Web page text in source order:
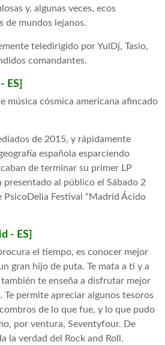
y, algunas veces, ecos
de mundos lejanos.
teledirigido por YulDj, Tasio,
comandantes.
ES]
música cósmica americana afincado
de 2015, y rápidamente
española esparciendo
de terminar su primer LP
presentado al público el Sábado 2
Festival “Madrid Ácido
- ES]
el tiempo, es conocer mejor
gran hijo de puta. Te mata a ti y a
te enseña a disfrutar mejor
Te permite apreciar algunos tesoros
de lo que fue, y lo que pudo
por ventura, Seventyfour. De
la verdad del Rock and Roll.